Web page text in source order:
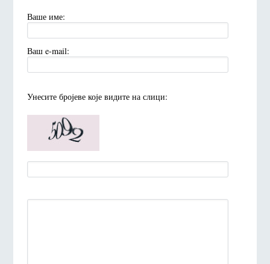
Ваше име:
Ваш e-mail:
Унесите броjеве коjе видите на слици: